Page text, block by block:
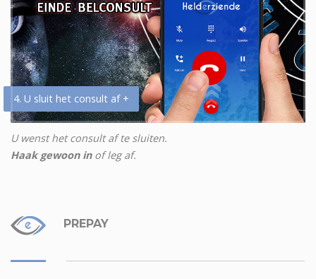
4. U sluit het consult af +
U wenst het consult af te sluiten.
Haak gewoon inof leg af.
PREPAY